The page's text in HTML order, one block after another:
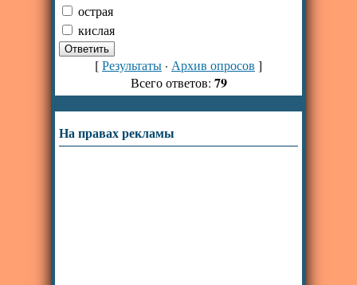
острая
кислая
[Результаты · Архив опросов ]
Всего ответов: 79
На правах рекламы